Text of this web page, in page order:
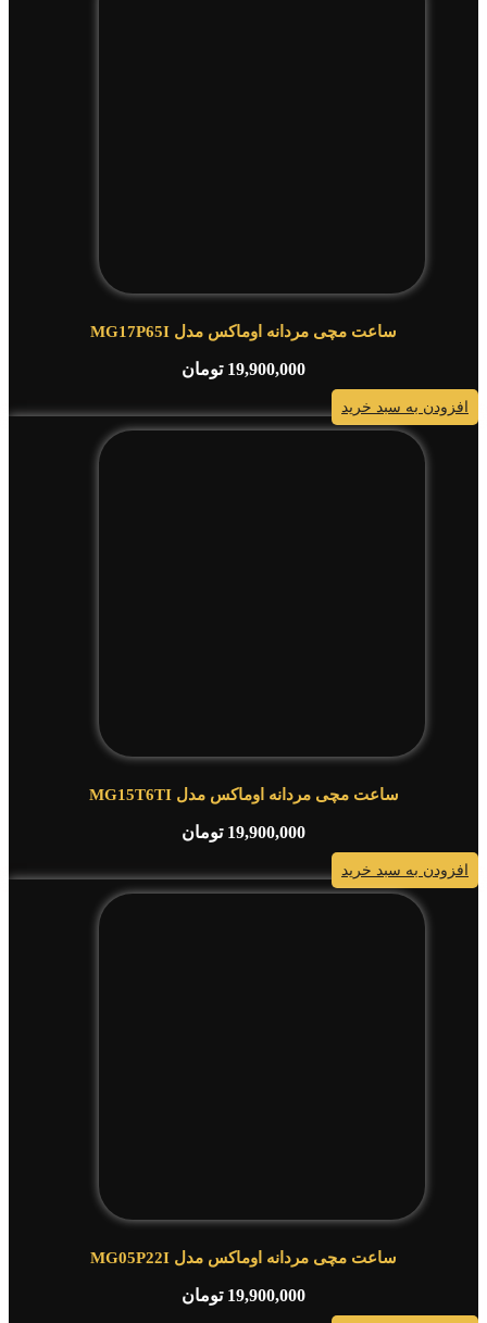
ساعت مچی مردانه اوماکس مدل MG17P65I
19,900,000 تومان
افزودن به سبد خرید
ساعت مچی مردانه اوماکس مدل MG15T6TI
19,900,000 تومان
افزودن به سبد خرید
ساعت مچی مردانه اوماکس مدل MG05P22I
19,900,000 تومان